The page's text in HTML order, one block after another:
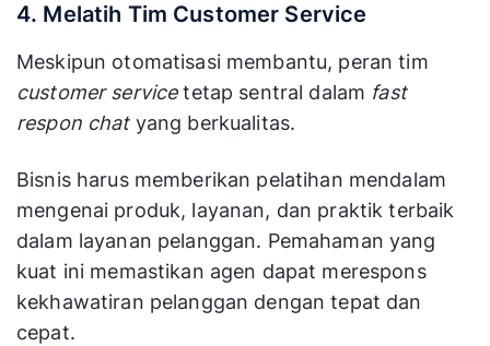
4. Melatih Tim Customer Service
Meskipun otomatisasi membantu, peran tim
customer servicetetap sentral dalam fast
respon chatyang berkualitas.
Bisnis harus memberikan pelatihan mendalam
mengenai produk, layanan, dan praktik terbaik
dalam layanan pelanggan. Pemahaman yang
kuat ini memastikan agen dapat merespons
kekhawatiran pelanggan dengan tepat dan
cepat.